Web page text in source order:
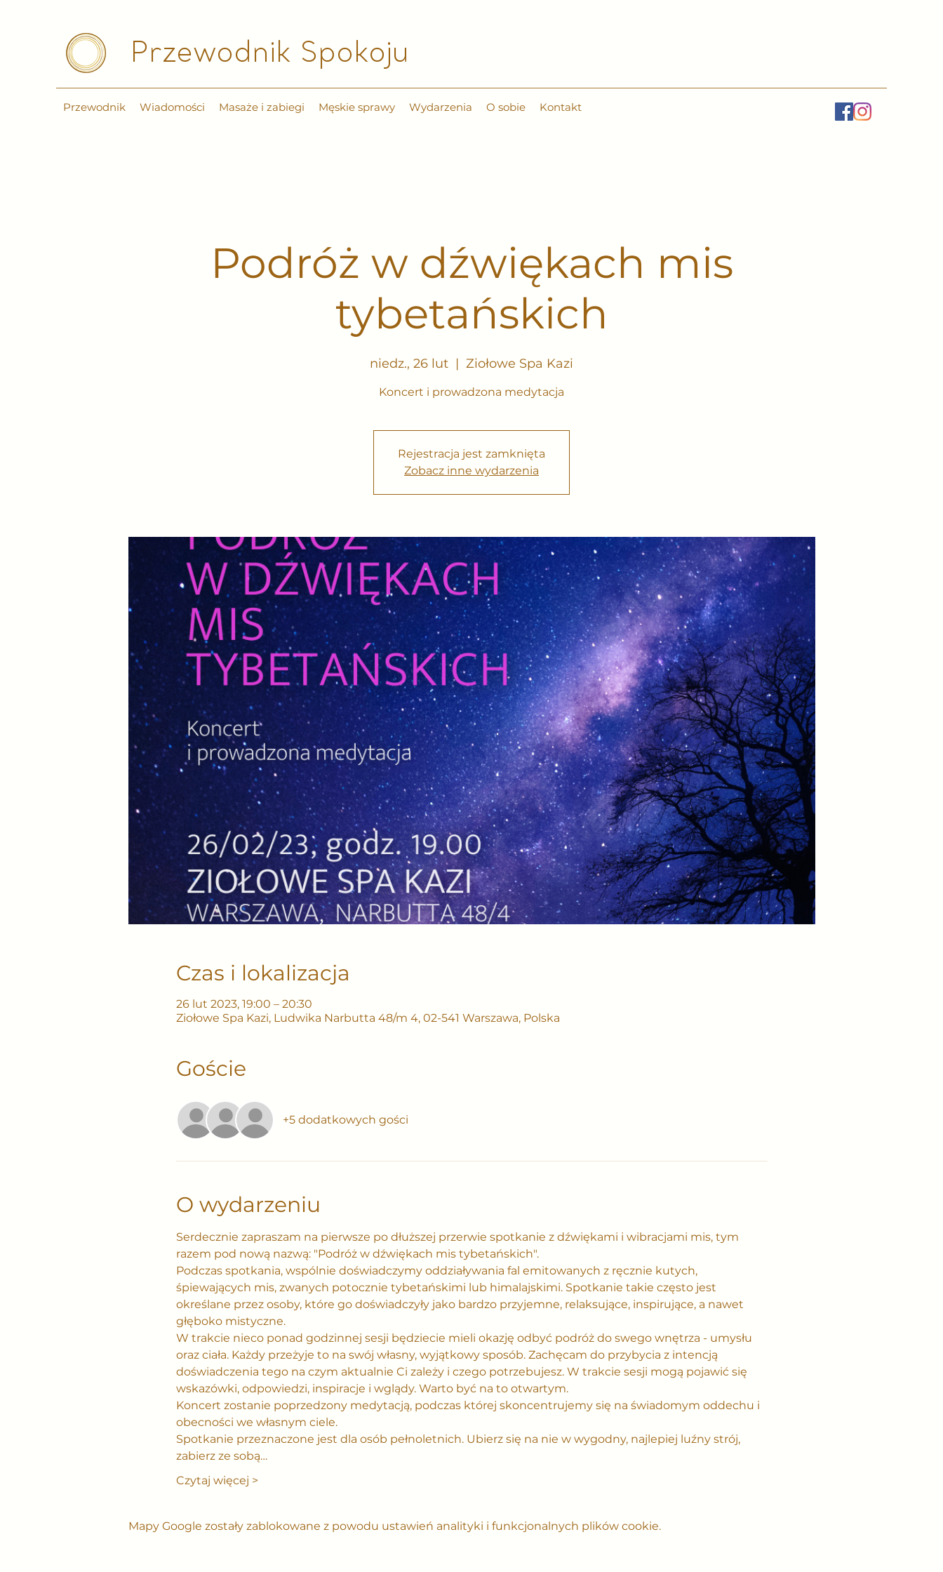
Przewodnik Spokoju​
Przewodnik Wiadomości Masaże i zabiegi Męskie sprawy Wydarzenia O sobie Kontakt
Podróż w dźwiękach mis
tybetańskich
niedz., 26 lut
  |
Ziołowe Spa Kazi
Koncert i prowadzona medytacja
Rejestracja jest zamknięta
Zobacz inne wydarzenia
Czas i lokalizacja
26 lut 2023, 19:00 – 20:30
Ziołowe Spa Kazi, Ludwika Narbutta 48/m 4, 02-541 Warszawa, Polska
Goście
+5 dodatkowych gości
O wydarzeniu
Serdecznie zapraszam na pierwsze po dłuższej przerwie spotkanie z dźwiękami i wibracjami mis, tym
razem pod nową nazwą: "Podróż w dźwiękach mis tybetańskich".
Podczas spotkania, wspólnie doświadczymy oddziaływania fal emitowanych z ręcznie kutych,
śpiewających mis, zwanych potocznie tybetańskimi lub himalajskimi. Spotkanie takie często jest
określane przez osoby, które go doświadczyły jako bardzo przyjemne, relaksujące, inspirujące, a nawet
głęboko mistyczne.
W trakcie nieco ponad godzinnej sesji będziecie mieli okazję odbyć podróż do swego wnętrza - umysłu
oraz ciała. Każdy przeżyje to na swój własny, wyjątkowy sposób. Zachęcam do przybycia z intencją
doświadczenia tego na czym aktualnie Ci zależy i czego potrzebujesz. W trakcie sesji mogą pojawić się
wskazówki, odpowiedzi, inspiracje i wglądy. Warto być na to otwartym.
Koncert zostanie poprzedzony medytacją, podczas której skoncentrujemy się na świadomym oddechu i
obecności we własnym ciele.
Spotkanie przeznaczone jest dla osób pełnoletnich. Ubierz się na nie w wygodny, najlepiej luźny strój,
zabierz ze sobą…
Czytaj więcej >
Mapy Google zostały zablokowane z powodu ustawień analityki i funkcjonalnych plików cookie.